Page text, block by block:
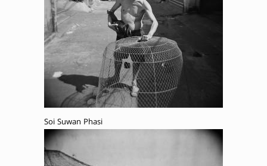
Soi Suwan Phasi